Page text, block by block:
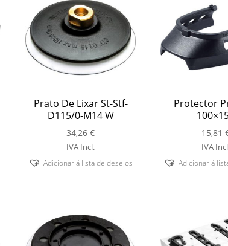
Prato De Lixar St-Stf-
D115/0-M14 W
34,26€
IVA Incl.
Adicionar á lista de desejos
Protector
15,81
IVA
Adicionar á